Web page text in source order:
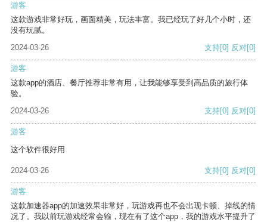
游客
这款游戏非常好玩，画面精美，玩法丰富。我已经玩了好几个小时，还
没有玩腻。
2024-03-26
支持[0] 反对[0]
游客
这款app的酒店、餐厅推荐非常有用，让我能够享受到高品质的旅行体
验。
2024-03-26
支持[0] 反对[0]
游客
这个软件很好用
2024-03-26 支持[0] 反对[0]
游客
这款加速器app的加速效果非常好，玩游戏再也不会出现卡顿、掉线的情
况了。我以前玩游戏经常会输，现在有了这个app，我的游戏水平提升了